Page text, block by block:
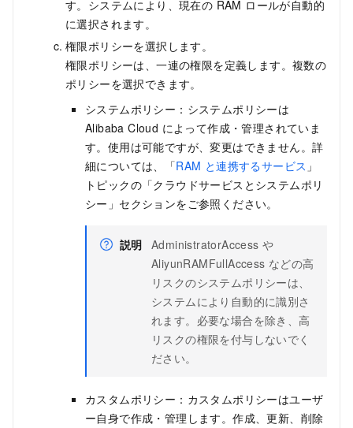
す。システムにより、現在の RAM ロールが自動的
に選択されます。
権限ポリシーを選択します。
権限ポリシーは、一連の権限を定義します。複数の
ポリシーを選択できます。
システムポリシー：システムポリシーは
Alibaba Cloud によって作成・管理されていま
す。使用は可能ですが、変更はできません。詳
細については、「RAM と連携するサービス 」
トピックの「クラウドサービスとシステムポリ
シー」セクションをご参照ください。
説明 AdministratorAccess や
AliyunRAMFullAccess などの高
リスクのシステムポリシーは、
システムにより自動的に識別さ
れます。必要な場合を除き、高
リスクの権限を付与しないでく
ださい。
カスタムポリシー：カスタムポリシーはユーザ
ー自身で作成・管理します。作成、更新、削除